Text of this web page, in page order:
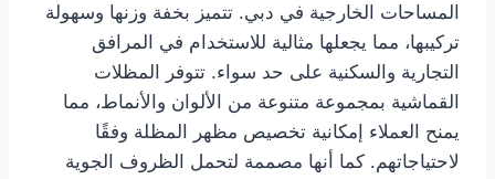
المساحات الخارجية في دبي. تتميز بخفة وزنها وسهولة
تركيبها، مما يجعلها مثالية للاستخدام في المرافق
التجارية والسكنية على حد سواء. تتوفر المظلات
القماشية بمجموعة متنوعة من الألوان والأنماط، مما
يمنح العملاء إمكانية تخصيص مظهر المظلة وفقًا
لاحتياجاتهم. كما أنها مصممة لتحمل الظروف الجوية